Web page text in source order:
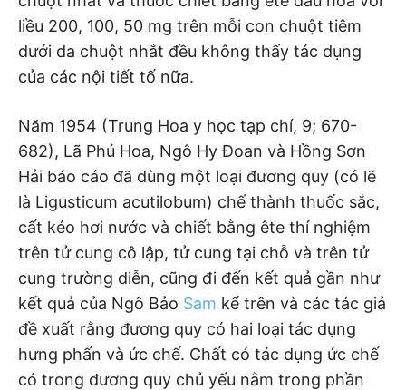
liều 200, 100, 50 mg trên mỗi con chuột tiêm
dưới da chuột nhắt đều không thấy tác dụng
của các nội tiết tố nữa.
Năm 1954 (Trung Hoa y học tạp chí, 9; 670-
682), Lã Phú Hoa, Ngô Hy Đoan và Hồng Sơn
Hải báo cáo đã dùng một loại đương quy (có lẽ
là Ligusticum acutilobum) chế thành thuốc sắc,
cất kéo hơi nước và chiết bằng ête thí nghiệm
trên tử cung cô lập, tử cung tại chỗ và trên tử
cung trường diễn, cũng đi đến kết quả gần như
kết quả của Ngô Bảo Sam kể trên và các tác giả
đề xuất rằng đương quy có hai loại tác dụng
hưng phấn và ức chế. Chất có tác dụng ức chế
có trong đương quy chủ yếu nằm trong phần